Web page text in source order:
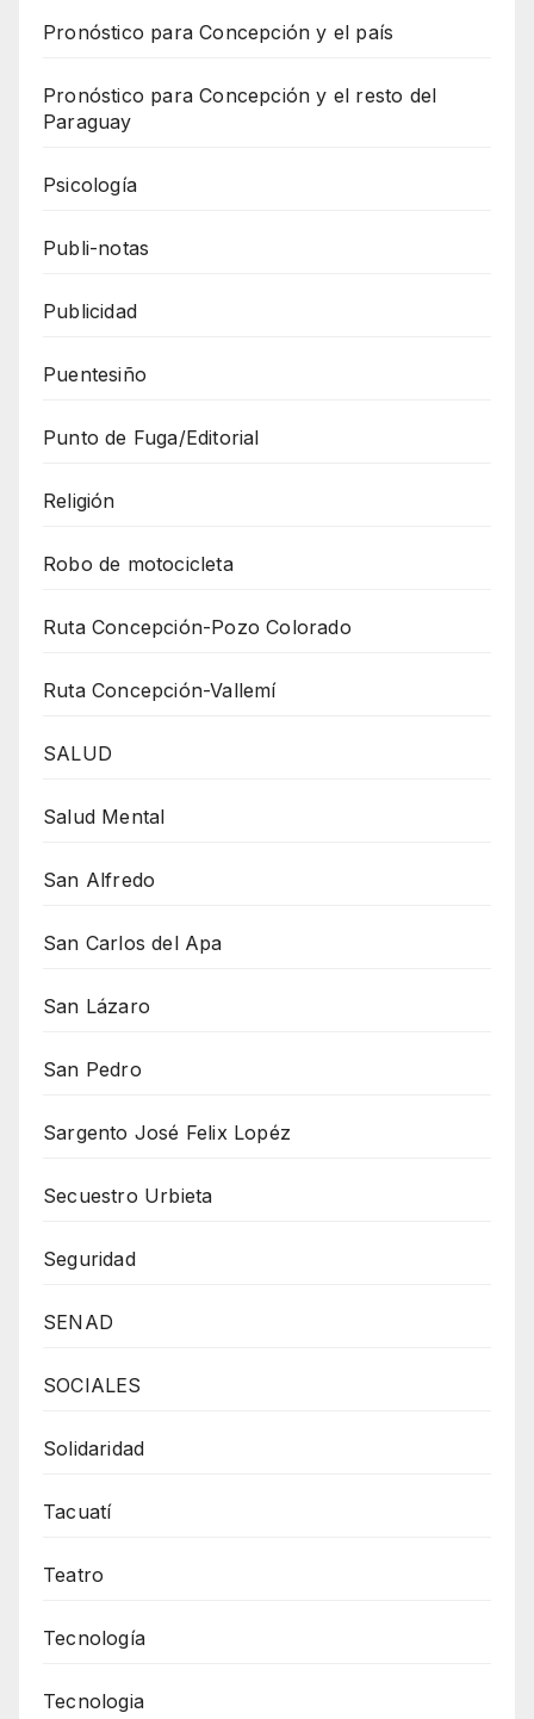
Pronóstico para Concepción y el país
Pronóstico para Concepción y el resto del
Paraguay
Psicología
Publi-notas
Publicidad
Puentesiño
Punto de Fuga/Editorial
Religión
Robo de motocicleta
Ruta Concepción-Pozo Colorado
Ruta Concepción-Vallemí
SALUD
Salud Mental
San Alfredo
San Carlos del Apa
San Lázaro
San Pedro
Sargento José Felix Lopéz
Secuestro Urbieta
Seguridad
SENAD
SOCIALES
Solidaridad
Tacuatí
Teatro
Tecnología
Tecnologia